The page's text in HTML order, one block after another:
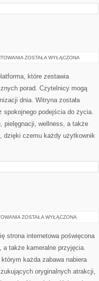
ZDROWIE
ZOSTAŁA WYŁĄCZONA
które zestawia
porad. Czytelnicy mogą
dnia. Witryna została
spokojnego podejścia do życia.
pielęgnacji, wellness, a także
dzięki czemu każdy użytkownik
ŚWIAT
ZOSTAŁA WYŁĄCZONA
strona internetowa poświęcona
a także kameralne przyjęcia.
każda zabawa nabiera
oryginalnych atrakcji,